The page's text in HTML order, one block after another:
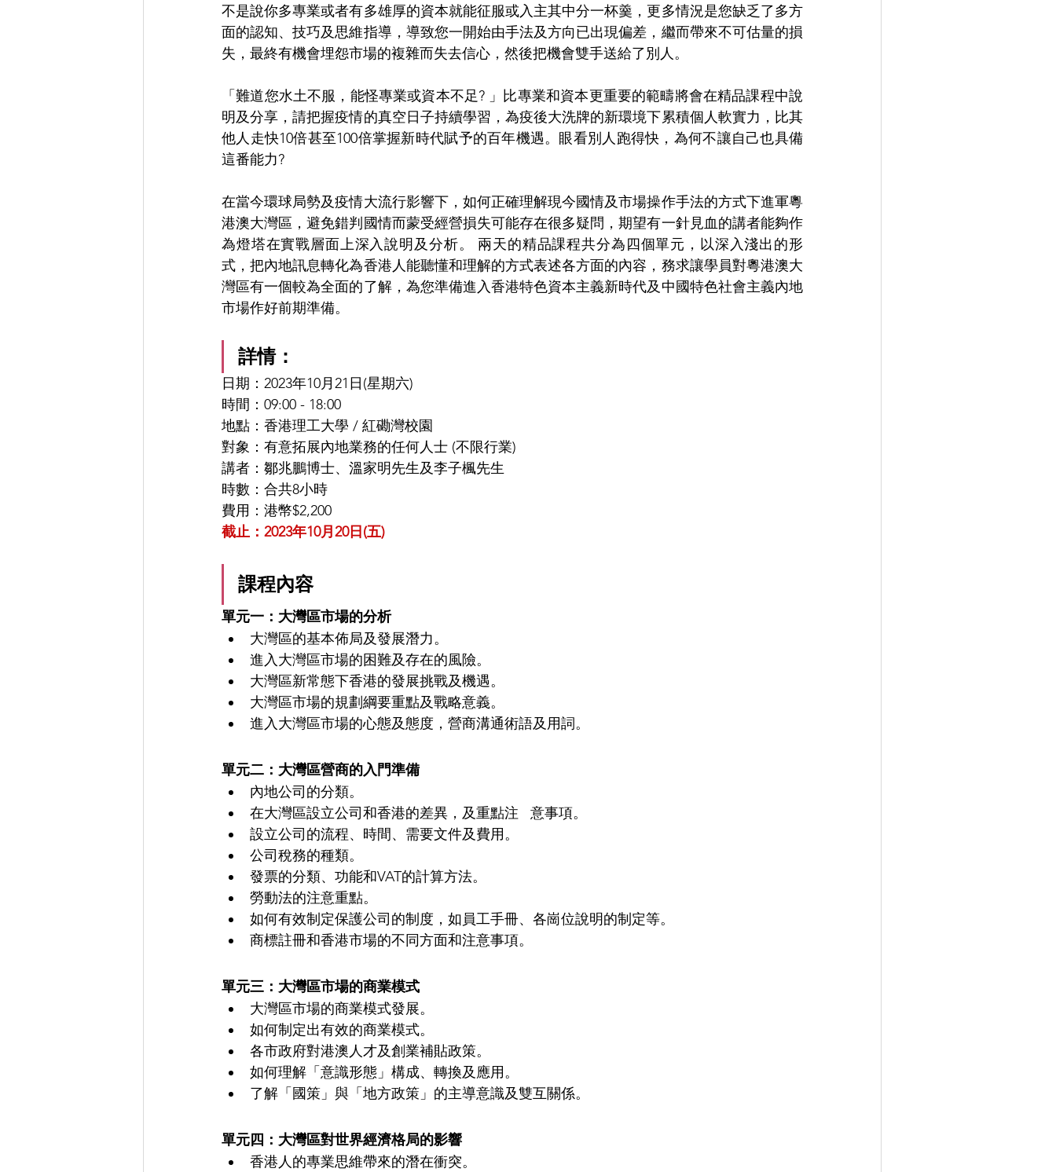
不是說你多專業或者有多雄厚的資本就能征服或入主其中分一杯羹，更多情況是您缺乏了多方
面的認知、技巧及思維指導，導致您一開始由手法及方向已出現偏差，繼而帶來不可估量的損
失，最終有機會埋怨市場的複雜而失去信心，然後把機會雙手送給了別人。
「難道您水土不服，能怪專業或資本不足? 」比專業和資本更重要的範疇將會在精品課程中說
明及分享，請把握疫情的真空日子持續學習，為疫後大洗牌的新環境下累積個人軟實力，比其
他人走快10倍甚至100倍掌握新時代賦予的百年機遇。眼看別人跑得快，為何不讓自己也具備
這番能力?
在當今環球局勢及疫情大流行影響下，如何正確理解現今國情及市場操作手法的方式下進軍粵
港澳大灣區，避免錯判國情而蒙受經營損失可能存在很多疑問，期望有一針見血的講者能夠作
為燈塔在實戰層面上深入說明及分析。 兩天的精品課程共分為四個單元，以深入淺出的形
式，把內地訊息轉化為香港人能聽懂和理解的方式表述各方面的內容，務求讓學員對粵港澳大
灣區有一個較為全面的了解，為您準備進入香港特色資本主義新時代及中國特色社會主義內地
市場作好前期準備。
詳情：
日期：2023年10月21日(星期六)
時間：09:00 - 18:00
地點：香港理工大學 / 紅磡灣校園
對象：有意拓展內地業務的任何人士 (不限行業)
講者：鄒兆鵬博士、溫家明先生及李子楓先生
時數：合共8小時
費用：港幣$2,200
截止：2023年10月20日(五)
課程內容
單元一：大灣區市場的分析
大灣區的基本佈局及發展潛力。
進入大灣區市場的困難及存在的風險。
大灣區新常態下香港的發展挑戰及機遇。
大灣區市場的規劃綱要重點及戰略意義。
進入大灣區市場的心態及態度，營商溝通術語及用詞。
單元二：大灣區營商的入門準備
內地公司的分類。
在大灣區設立公司和香港的差異，及重點注   意事項。
設立公司的流程、時間、需要文件及費用。
公司稅務的種類。
發票的分類、功能和VAT的計算方法。
勞動法的注意重點。
如何有效制定保護公司的制度，如員工手冊、各崗位說明的制定等。
商標註冊和香港市場的不同方面和注意事項。
單元三：大灣區市場的商業模式
大灣區市場的商業模式發展。
如何制定出有效的商業模式。
各市政府對港澳人才及創業補貼政策。
如何理解「意識形態」構成、轉換及應用。
了解「國策」與「地方政策」的主導意識及雙互關係。
單元四：大灣區對世界經濟格局的影響
香港人的專業思維帶來的潛在衝突。